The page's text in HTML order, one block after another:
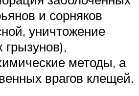
и сорняков
уничтожение
методы, а
врагов клещей.